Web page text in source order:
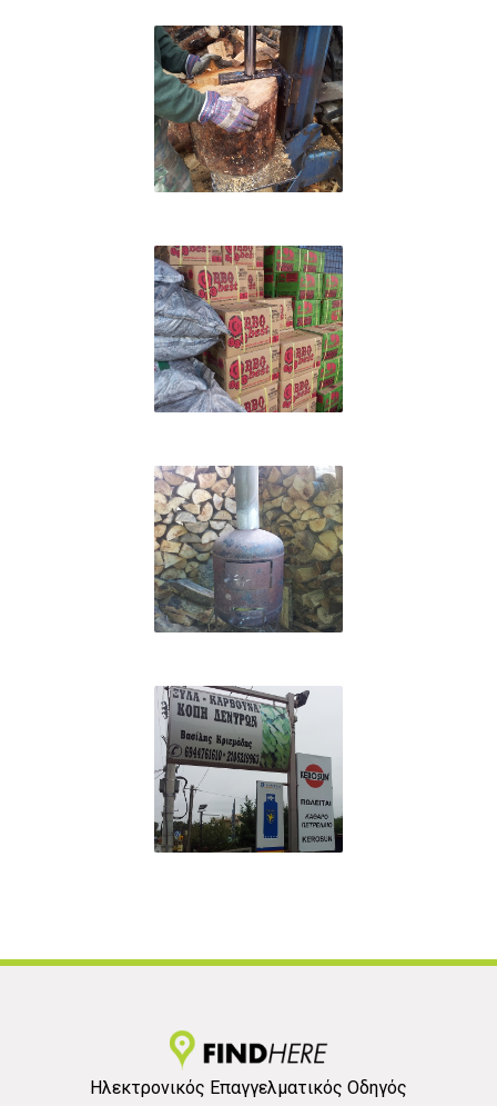
Ηλεκτρονικός Επαγγελματικός Οδηγός